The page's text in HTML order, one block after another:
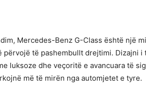
Mercedes-Benz G-Class është një
përvojë të pashembullt drejtimi. Dizajni
luksoze dhe veçoritë e avancuara të
më të mirën nga automjetet e tyre.